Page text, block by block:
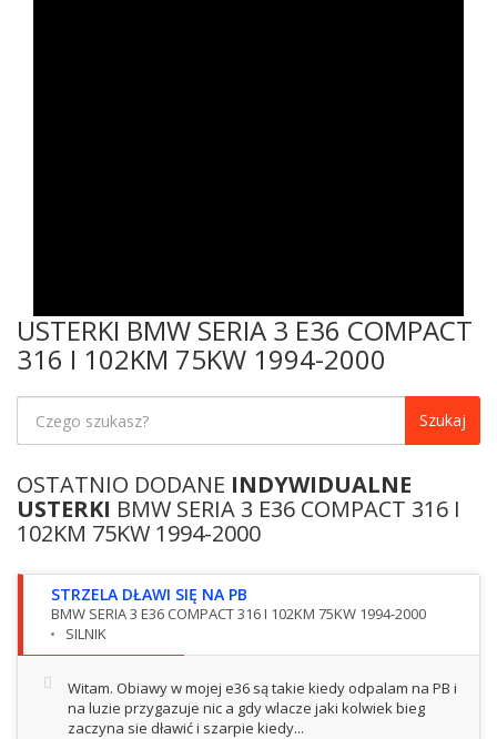
USTERKI BMW SERIA 3 E36 COMPACT
316 I 102KM 75KW 1994-2000
Szukaj
OSTATNIO DODANE INDYWIDUALNE
USTERKI BMW SERIA 3 E36 COMPACT 316 I
102KM 75KW 1994-2000
STRZELA DŁAWI SIĘ NA PB
BMW SERIA 3 E36 COMPACT 316 I 102KM 75KW 1994-2000
SILNIK
Witam. Obiawy w mojej e36 są takie kiedy odpalam na PB i
na luzie przygazuje nic a gdy wlacze jaki kolwiek bieg
zaczyna sie dławić i szarpie kiedy...